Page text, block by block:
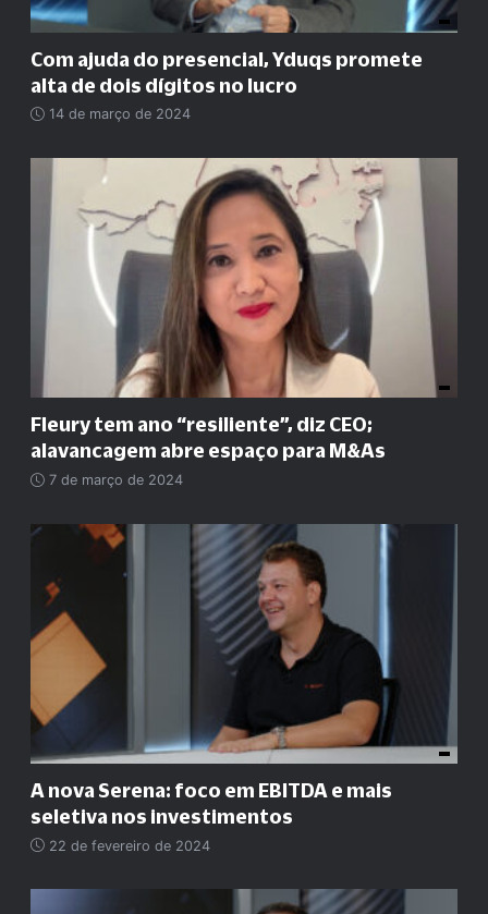
Com ajuda do presencial, Yduqs promete
alta de dois dígitos no lucro
14 de março de 2024
Fleury tem ano “resiliente”, diz CEO;
alavancagem abre espaço para M&As
7 de março de 2024
A nova Serena: foco em EBITDA e mais
seletiva nos investimentos
22 de fevereiro de 2024